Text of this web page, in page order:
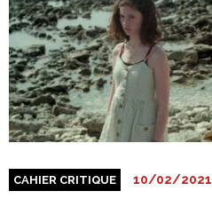
CAHIER CRITIQUE 10/02/2021